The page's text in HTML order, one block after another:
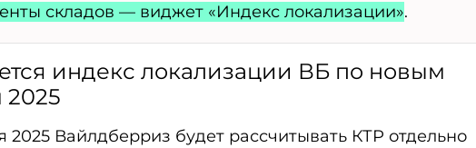
складов — виджет «Индекс локализации».
индекс локализации ВБ по новым
2025 Вайлдберриз будет рассчитывать КТР отдельно